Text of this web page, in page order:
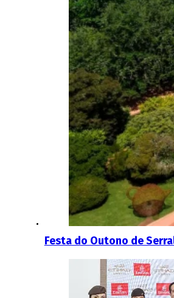
Festa do Outono de